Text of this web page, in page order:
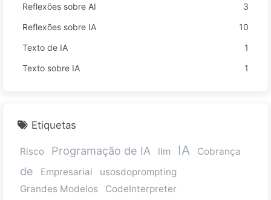
Reflexões sobre AI
3
Reflexões sobre IA
10
Texto de IA
1
Texto sobre IA
1
Etiquetas
Risco Programação de IA llm IA Cobrança
de Empresarial
usosdoprompting
Grandes Modelos
CodeInterpreter